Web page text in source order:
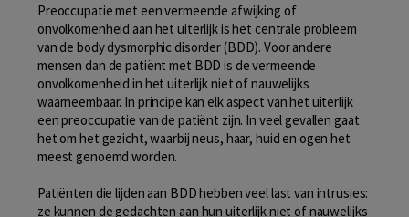
Preoccupatie met een vermeende afwijking of
onvolkomenheid aan het uiterlijk is het centrale probleem
van de body dysmorphic disorder (BDD). Voor andere
mensen dan de patiënt met BDD is de vermeende
onvolkomenheid in het uiterlijk niet of nauwelijks
waarneembaar. In principe kan elk aspect van het uiterlijk
een preoccupatie van de patiënt zijn. In veel gevallen gaat
het om het gezicht, waarbij neus, haar, huid en ogen het
meest genoemd worden.
Patiënten die lijden aan BDD hebben veel last van intrusies:
ze kunnen de gedachten aan hun uiterlijk niet of nauwelijks